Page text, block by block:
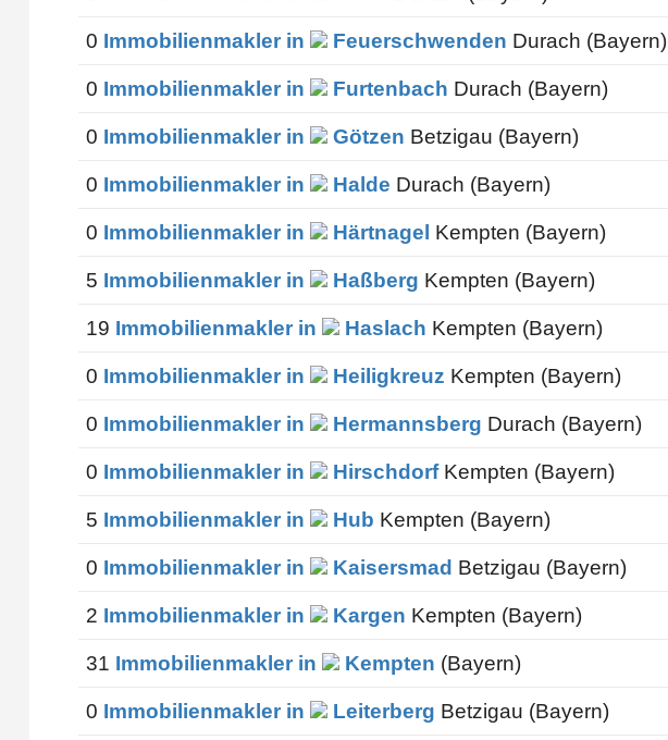
0 Immobilienmakler in Feuerschwenden Durach (Bayern)
0 Immobilienmakler in Furtenbach Durach (Bayern)
0 Immobilienmakler in Götzen Betzigau (Bayern)
0 Immobilienmakler in Halde Durach (Bayern)
0 Immobilienmakler in Härtnagel Kempten (Bayern)
5 Immobilienmakler in Haßberg Kempten (Bayern)
19 Immobilienmakler in Haslach Kempten (Bayern)
0 Immobilienmakler in Heiligkreuz Kempten (Bayern)
0 Immobilienmakler in Hermannsberg Durach (Bayern)
0 Immobilienmakler in HirschdorfKempten (Bayern)
5 Immobilienmakler in Hub Kempten (Bayern)
0 Immobilienmakler in Kaisersmad Betzigau (Bayern)
2 Immobilienmakler in Kargen Kempten (Bayern)
31 Immobilienmakler in Kempten (Bayern)
0 Immobilienmakler in Leiterberg Betzigau (Bayern)